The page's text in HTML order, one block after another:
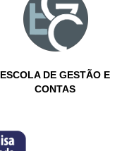
ESCOLA DE GESTÃO E
CONTAS